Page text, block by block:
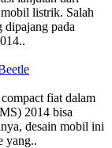
listrik. Salah
dipajang pada
fiat dalam
2014 bisa
desain mobil ini
yang..